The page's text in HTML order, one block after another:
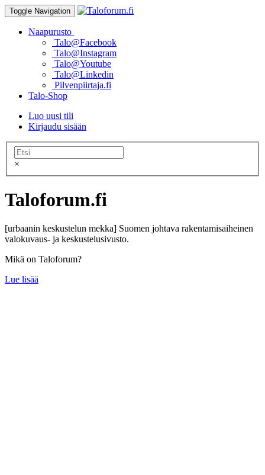
Toggle Navigation
Naapurusto
Talo@Facebook
Talo@Instagram
Talo@Youtube
Talo@Linkedin
Pilvenpiirtaja.fi
Talo-Shop
Luo uusi tili
Kirjaudu sisään
×
Taloforum.fi
[urbaanin keskustelun mekka] Suomen johtava rakentamisaiheinen
valokuvaus- ja keskustelusivusto.
Mikä on Taloforum?
Lue lisää